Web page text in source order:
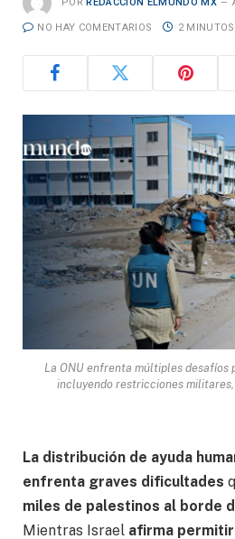
POR REDACCIÓN ELMUNDO MX
NO HAY COMENTARIOS 2
La ONU enfrenta múltiples desafíos
incluyendo restricciones militares,
La distribución de ayuda
enfrenta graves dificultades
miles de palestinos al borde
Mientras Israel afirma